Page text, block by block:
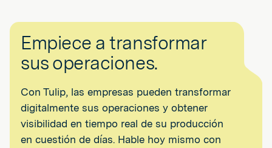
Empiece a transformar
sus operaciones.
Con Tulip, las empresas pueden transformar
digitalmente sus operaciones y obtener
visibilidad en tiempo real de su producción
en cuestión de días. Hable hoy mismo con